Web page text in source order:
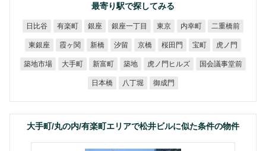
最寄り駅で探してみる
日比谷 有楽町 銀座 銀座一丁目 東京 内幸町 二重橋前
東銀座 霞ヶ関 新橋 汐留 京橋 桜田門 宝町 虎ノ門
築地市場 大手町 新富町 築地 虎ノ門ヒルズ 国会議事堂前
日本橋 八丁堀 御成門
大手町/丸の内/有楽町エリアで松井ビルに似た条件の物件